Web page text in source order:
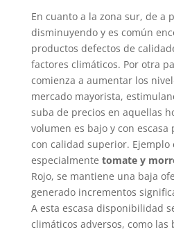
En cuanto a la zona sur, de a
disminuyendo y es común
productos defectos de
factores climáticos. Por otra
comienza a aumentar los
mercado mayorista,
suba de precios en aquellas
volumen es bajo y con
con calidad superior. Ejemplo
especialmente tomate y
Rojo, se mantiene una baja
generado incrementos
A esta escasa disponibilidad
climáticos adversos, como